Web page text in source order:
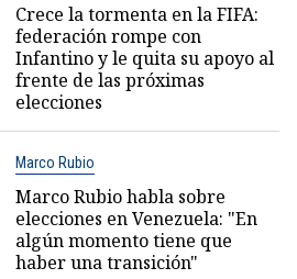
Crece la tormenta en la FIFA:
federación rompe con
Infantino y le quita su apoyo al
frente de las próximas
elecciones
Marco Rubio
Marco Rubio habla sobre
elecciones en Venezuela: "En
algún momento tiene que
haber una transición"